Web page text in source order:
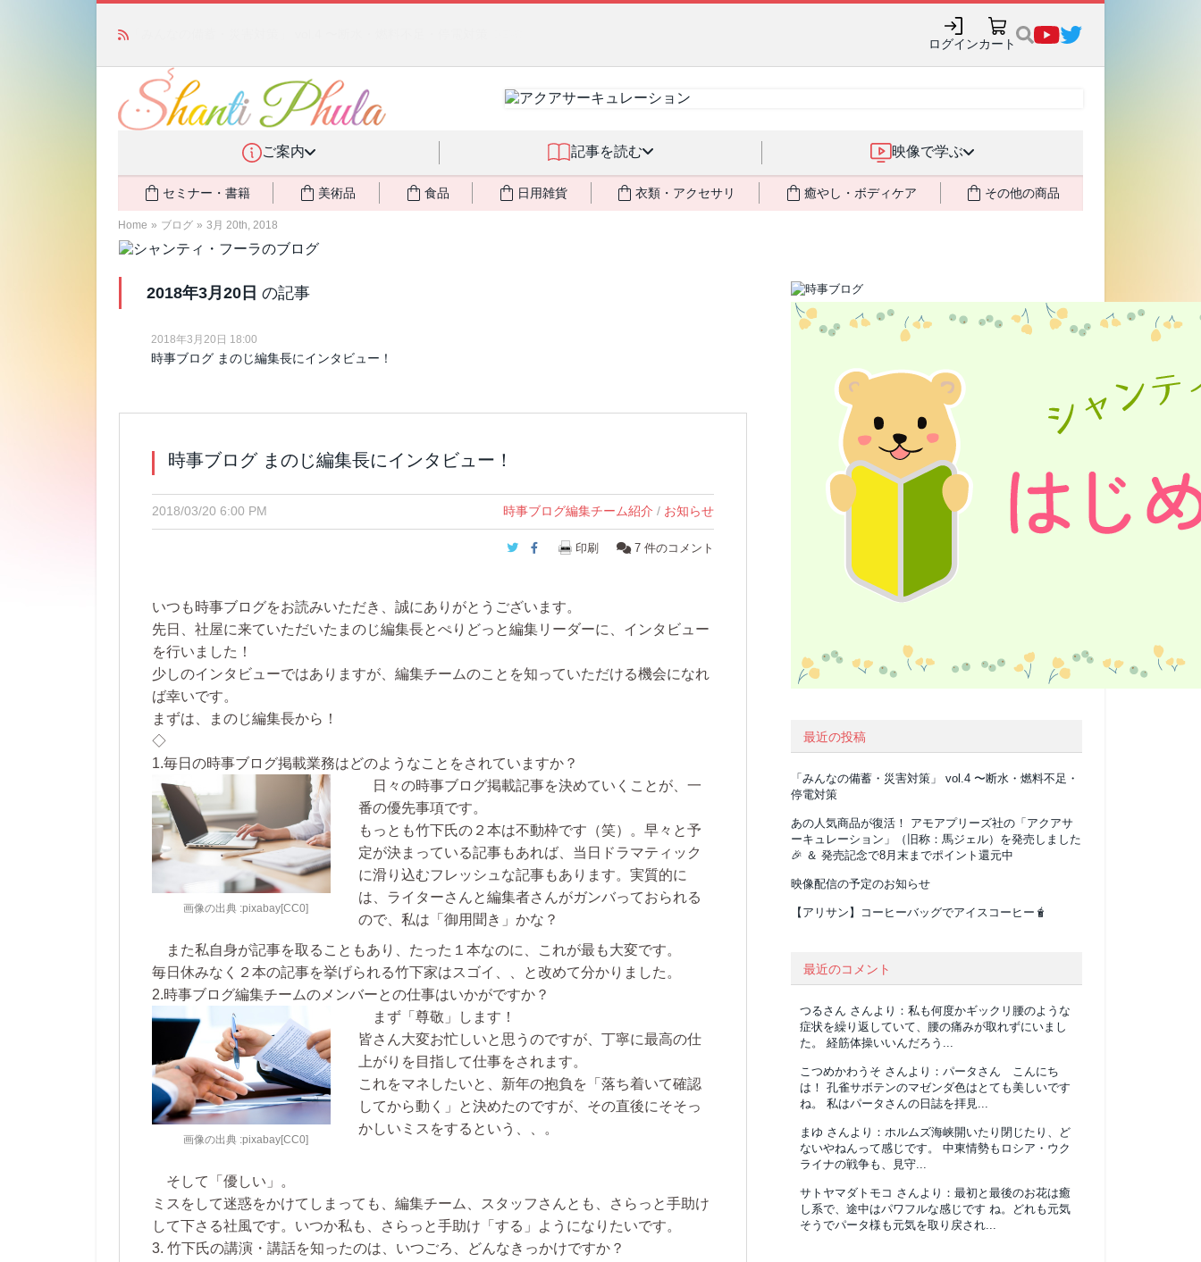
ログインカート
ご案内 記事を読む 映像で学ぶ
セミナー・書籍 美術品 食品 日用雑貨 衣類・アクセサリ 癒やし・ボディケア その他の商品
Home » ブログ » 3月 20th, 2018
2018年3月20日 の記事
2018年3月20日 18:00
時事ブログ まのじ編集長にインタビュー！
時事ブログ まのじ編集長にインタビュー！
2018/03/20 6:00 PM 時事ブログ編集チーム紹介 / お知らせ
Twitter
Facebook
印刷 7件のコメント
いつも時事ブログをお読みいただき、誠にありがとうございます。
先日、社屋に来ていただいたまのじ編集長とぺりどっと編集リーダーに、インタビュー
を行いました！
少しのインタビューではありますが、編集チームのことを知っていただける機会になれ
ば幸いです。
まずは、まのじ編集長から！
◇
1.毎日の時事ブログ掲載業務はどのようなことをされていますか？
画像の出典 :pixabay[CC0]
日々の時事ブログ掲載記事を決めていくことが、一
番の優先事項です。
もっとも竹下氏の２本は不動枠です（笑）。 早々と予
定が決まっている記事もあれば、当日ドラマティック
に滑り込むフレッシュな記事もあります。 実質的に
は、ライターさんと編集者さんがガンバっておられる
ので、私は「御用聞き」かな？
また私自身が記事を取ることもあり、たった１本なのに、これが最も大変です。
毎日休みなく２本の記事を挙げられる竹下家はスゴイ、、と改めて分かりました。
2.時事ブログ編集チームのメンバーとの仕事はいかがですか？
画像の出典 :pixabay[CC0]
まず「尊敬」します！
皆さん大変お忙しいと思うのですが、丁寧に最高の仕
上がりを目指して仕事をされます。
これをマネしたいと、新年の抱負を「落ち着いて確認
してから動く」と決めたのですが、その直後にそそっ
かしいミスをするという、、。
そして「優しい」。
ミスをして迷惑をかけてしまっても、編集チーム、スタッフさんとも、さらっと手助け
して下さる社風です。いつか私も、さらっと手助け「する」ようになりたいです。
3. 竹下氏の講演・講話を知ったのは、いつごろ、どんなきっかけですか？
最近の投稿
「みんなの備蓄・災害対策」 vol.4 〜断水・燃料不足・
停電対策
あの人気商品が復活！ アモアプリーズ社の「アクアサ
ーキュレーション」（旧称：馬ジェル）を発売しました
🎉 ＆ 発売記念で8月末までポイント還元中
映像配信の予定のお知らせ
【アリサン】コーヒーバッグでアイスコーヒー🧋
最近のコメント
つるさん さんより： 私も何度かギックリ腰のような
症状を繰り返していて、腰の痛みが取れずにいまし
た。 経筋体操いいんだろう...
こつめかわうそ さんより： パータさん こんにち
は！ 孔雀サボテンのマゼンダ色はとても美しいです
ね。 私はパータさんの日誌を拝見...
まゆ さんより： ホルムズ海峡開いたり閉じたり、ど
ないやねんって感じです。 中東情勢もロシア・ウク
ライナの戦争も、見守...
サトヤマダトモコ さんより： 最初と最後のお花は癒
し系で、途中はパワフルな感じです ね。どれも元気
そうでパータ様も元気を取り戻され...